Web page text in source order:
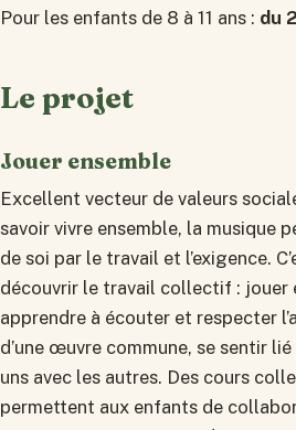
Pour les enfants de 8 à 11 ans : du
Le projet
Jouer ensemble
Excellent vecteur de valeurs
savoir vivre ensemble, la musique
de soi par le travail et l’exigence.
découvrir le travail collectif : jouer
apprendre à écouter et respecter
d’une œuvre commune, se sentir
uns avec les autres. Des cours
permettent aux enfants de